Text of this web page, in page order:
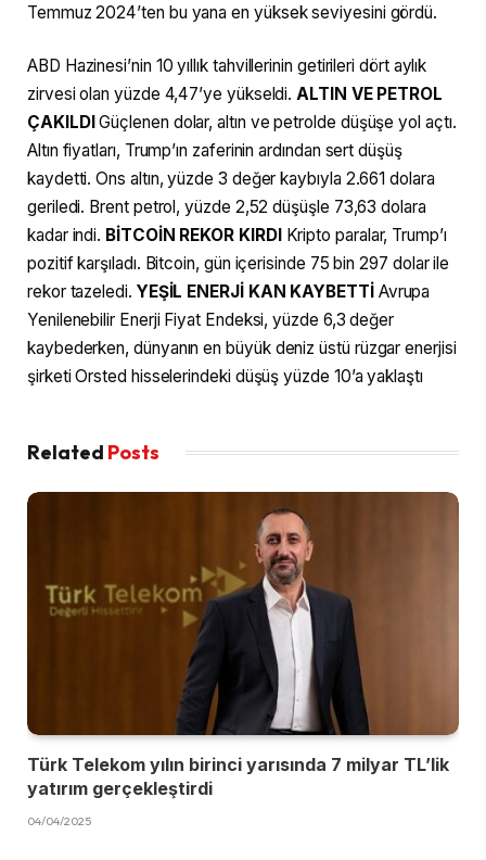
Temmuz 2024’ten bu yana en yüksek seviyesini gördü.
ABD Hazinesi’nin 10 yıllık tahvillerinin getirileri dört aylık
zirvesi olan yüzde 4,47’ye yükseldi.ALTIN VE PETROL
ÇAKILDI Güçlenen dolar, altın ve petrolde düşüşe yol açtı.
Altın fiyatları, Trump’ın zaferinin ardından sert düşüş
kaydetti. Ons altın, yüzde 3 değer kaybıyla 2.661 dolara
geriledi. Brent petrol, yüzde 2,52 düşüşle 73,63 dolara
kadar indi. BİTCOİN REKOR KIRDI Kripto paralar, Trump’ı
pozitif karşıladı. Bitcoin, gün içerisinde 75 bin 297 dolar ile
rekor tazeledi. YEŞİL ENERJİ KAN KAYBETTİAvrupa
Yenilenebilir Enerji Fiyat Endeksi, yüzde 6,3 değer
kaybederken, dünyanın en büyük deniz üstü rüzgar enerjisi
şirketi Orsted hisselerindeki düşüş yüzde 10’a yaklaştı
Related Posts
Türk Telekom yılın birinci yarısında 7 milyar TL’lik
yatırım gerçekleştirdi
04/04/2025